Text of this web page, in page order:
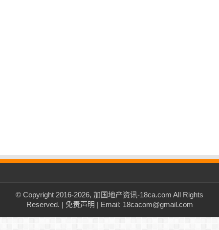
© Copyright 2016-2026, 加国地产资讯-18ca.com All Rights
Reserved. | 免责声明 | Email: 18cacom@gmail.com